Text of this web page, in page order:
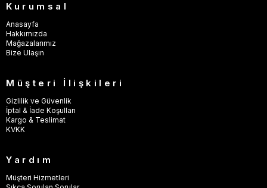
Kurumsal
Anasayfa
Hakkımızda
Mağazalarımız
Bize Ulaşın
Müşteri İlişkileri
Gizlilik ve Güvenlik
İptal & İade Koşulları
Kargo & Teslimat
KVKK
Yardım
Müşteri Hizmetleri